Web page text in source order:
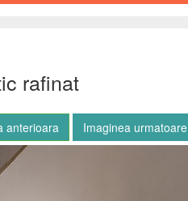
rafinat
anterioara Imaginea urmatoare